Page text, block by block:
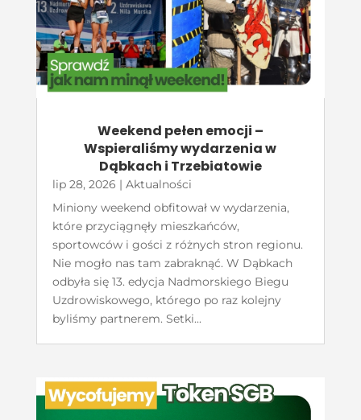
Weekend pełen emocji –
Wspieraliśmy wydarzenia w
Dąbkach i Trzebiatowie
lip 28, 2026 | Aktualności
Miniony weekend obfitował w wydarzenia,
które przyciągnęły mieszkańców,
sportowców i gości z różnych stron regionu.
Nie mogło nas tam zabraknąć. W Dąbkach
odbyła się 13. edycja Nadmorskiego Biegu
Uzdrowiskowego, którego po raz kolejny
byliśmy partnerem. Setki...